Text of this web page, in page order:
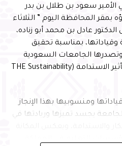
سعود بن طلال بن بدر
المحافظة اليوم ” الثلاثاء
عادل بن محمد أبو زناده،
بمناسبة تحقيق
(35) عالميًا، وتصدرها الجامعات السعودية
والخليجية في تقييم التايمز لتأثير الاستدامة (THE Sustainability
ومنسوبيها بهذا الإنجاز
يجسد تميزها وريادتها في